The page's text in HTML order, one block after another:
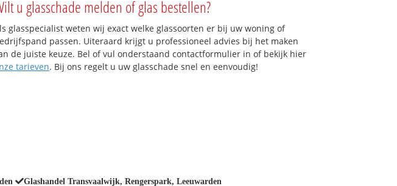
u glasschade melden of glas bestellen?
glasspecialist weten wij exact welke glassoorten er bij uw woning of
passen. Uiteraard krijgt u professioneel advies bij het maken
de juiste keuze. Bel of vul onderstaand contactformulier in of bekijk hier
tarieven. Bij ons regelt u uw glasschade snel en eenvoudig!
Glashandel Transvaalwijk, Rengerspark, Leeuwarden